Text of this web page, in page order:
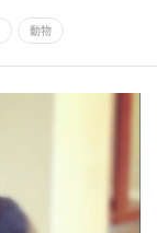
動物